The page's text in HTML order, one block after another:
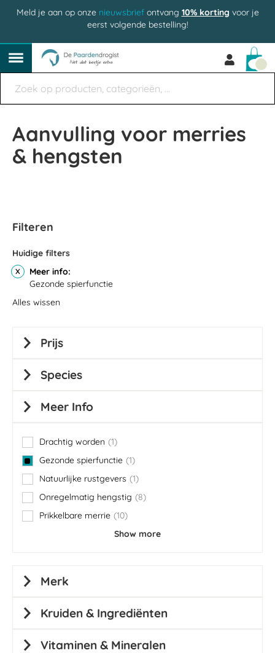
Meld je aan op onze nieuwsbriefontvang 10% korting voor je
eerst volgende bestelling!
Aanvulling voor merries
& hengsten
Filteren
Huidige filters
Meer info
Gezonde spierfunctie
Alles wissen
Prijs
Species
Meer Info
Drachtig worden 1
item
Gezonde spierfunctie 1
item
Natuurlijke rustgevers
1
item
Onregelmatig hengstig
8
items
Prikkelbare merrie 10
items
Show more
Merk
Kruiden & Ingrediënten
Vitaminen & Mineralen